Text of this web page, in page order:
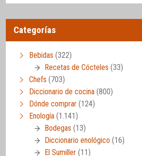
Categorías
Bebidas (322)
Recetas de Cócteles (33)
Chefs (703)
Diccionario de cocina (800)
Dónde comprar (124)
Enología (1.141)
Bodegas (13)
Diccionario enológico (16)
El Sumiller (11)